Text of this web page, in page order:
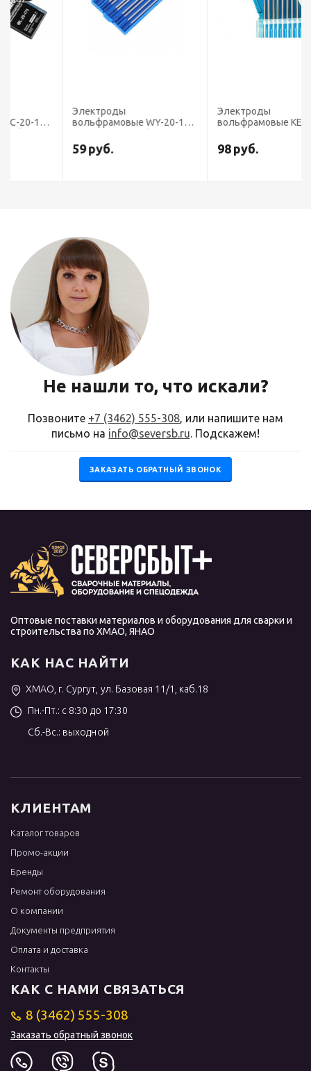
Электроды
вольфрамовые WY-20-175
тёмно-синие), для ручной
Электроды
вольфрамовые КЕДР WC-
(серый) AC/DC
Не нашли то, что искали?
Позвоните +7 (3462) 555-308, или напишите нам
письмо на info@seversb.ru. Подскажем!
ЗАКАЗАТЬ ОБРАТНЫЙ ЗВОНОК
Оптовые поставки материалов и оборудования для сварки и
строительства по ХМАО, ЯНАО
КАК НАС НАЙТИ
ХМАО, г. Сургут, ул. Базовая 11/1, каб.18
Пн.-Пт.: с 8:30 до 17:30
Сб.-Вс.: выходной
КЛИЕНТАМ
Каталог товаров
Промо-акции
Бренды
Ремонт оборудования
О компании
Документы предприятия
Оплата и доставка
Контакты
КАК С НАМИ СВЯЗАТЬСЯ
8 (3462) 555-308
Заказать обратный звонок